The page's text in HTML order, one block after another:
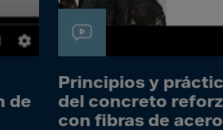
de
Principios y
del concreto
con fibras de acero